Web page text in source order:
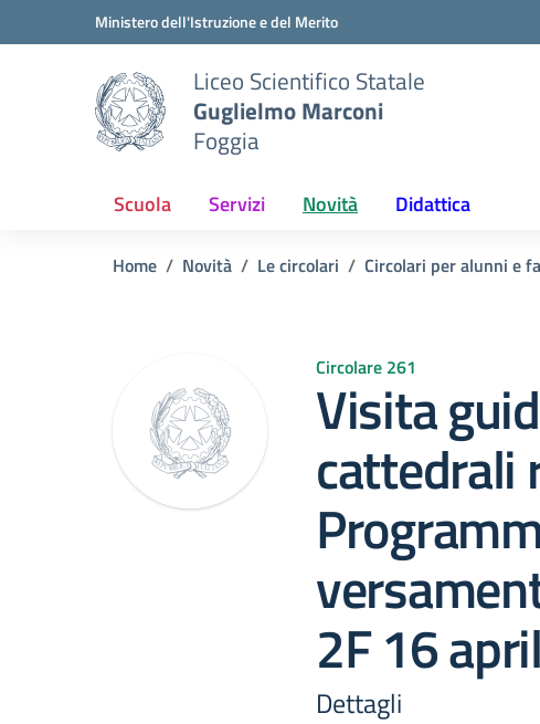
Vai ai contenuti
Vai al menu di navigazioneMinistero dell'Istruzione e del Merito
Liceo Scientifico Statale
Guglielmo Marconi
Foggia
Scuola Servizi Novità Didattica
Home Novità Le circolari Circolari per alunni e
Circolare 261
Visita
cattedrali
2F 16
Dettagli